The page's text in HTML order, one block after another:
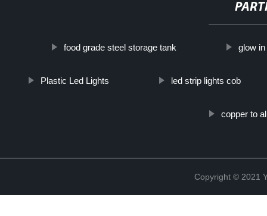
food grade steel storage tank glow
Plastic Led Lights led strip lights cob
copper to
Copyright © 2021